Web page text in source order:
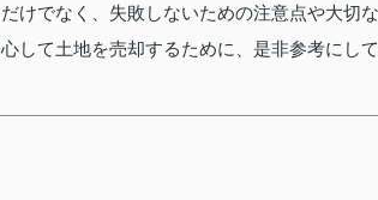
けでなく、失敗しないための注意点や大切な
して土地を売却するために、是非参考にして